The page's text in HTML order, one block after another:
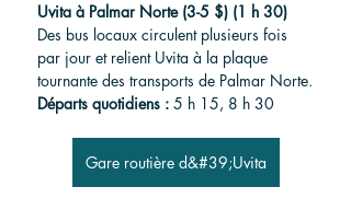
Uvita à Palmar Norte (3-5 $) (1 h 30)
Des bus locaux circulent plusieurs fois
par jour et relient Uvita à la plaque
tournante des transports de Palmar Norte.
Départs quotidiens : 5 h 15, 8 h 30
Gare routière d&#39;Uvita